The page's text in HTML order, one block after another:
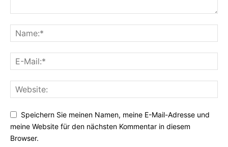
Speichern Sie meinen Namen, meine E-Mail-Adresse und
meine Website für den nächsten Kommentar in diesem
Browser.